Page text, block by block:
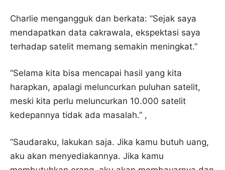
Charlie mengangguk dan berkata: “Sejak saya
mendapatkan data cakrawala, ekspektasi saya
terhadap satelit memang semakin meningkat.”
“Selama kita bisa mencapai hasil yang kita
harapkan, apalagi meluncurkan puluhan satelit,
meski kita perlu meluncurkan 10.000 satelit
kedepannya tidak ada masalah.” ,
“Saudaraku, lakukan saja. Jika kamu butuh uang,
aku akan menyediakannya. Jika kamu